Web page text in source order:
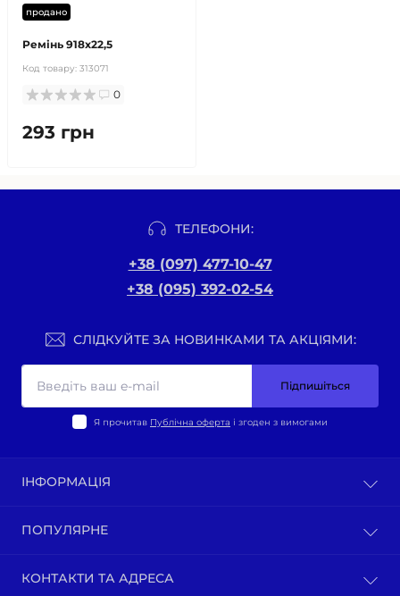
продано
Ремінь 918x22,5
Код товару: 313071
0
293 грн
ТЕЛЕФОНИ:
+38 (097) 477-10-47
+38 (095) 392-02-54
СЛІДКУЙТЕ ЗА НОВИНКАМИ ТА АКЦІЯМИ:
Підпишіться
Я прочитав Публічна оферта і згоден з вимогами
ІНФОРМАЦІЯ
Політика конфіденційності
Про нас
ПОПУЛЯРНЕ
Запчастини по моделям мотоциклів
КОНТАКТИ ТА АДРЕСА